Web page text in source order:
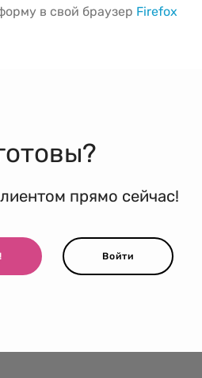
в свой браузер Firefox
прямо сейчас!
Войти